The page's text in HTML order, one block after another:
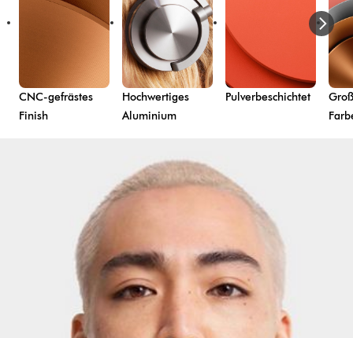
CNC-gefrästes
Finish
Hochwertiges
Aluminium
Pulverbeschichtet